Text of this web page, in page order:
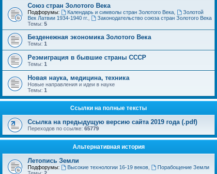
Cоюз стран Золотого Века
Подфорумы: Календарь и символы стран Золотого Века,
Золотой
Век Латвии 1934-1940 гг.
Законодательство союза стран Золотого Века
Темы: 5
Безденежная экономика Золотого Века
Темы: 1
Реэмиграция в бывшие страны СССР
Темы: 1
Новая наука, медицина, техника
Новые направления и идеи в науке
Темы: 1
Ссылки на полные тексты
Ссылка на предыдущую версию сайта 2019 года (.pdf)
Переходов по ссылке: 65779
Альтернативная история
Летопись Земли
Подфорумы: Высокие технологии 16-19 веков,
Порабощение Земли